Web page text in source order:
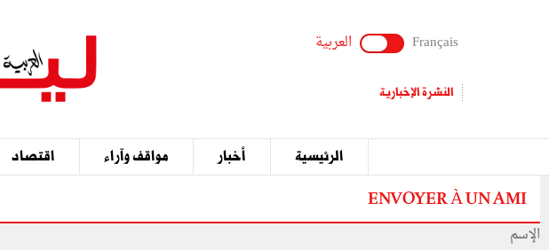
Français العربية
النشرة الإخبارية
الرئيسية أخبار مواقف وآراء اقتصاد
ENVOYER À UN AMI
الإسم